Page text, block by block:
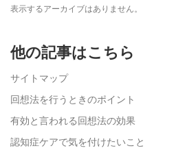
表示するアーカイブはありません。
他の記事はこちら
サイトマップ
回想法を行うときのポイント
有効と言われる回想法の効果
認知症ケアで気を付けたいこと